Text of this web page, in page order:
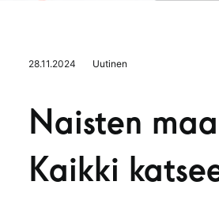
28.11.2024 Uutinen
Naisten
Kaikki